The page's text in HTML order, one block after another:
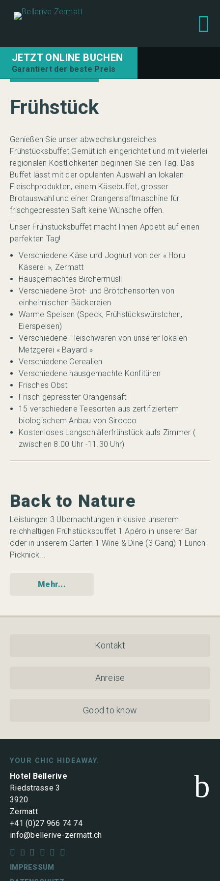
JETZT ONLINE BUCHEN
Garantiert der beste Preis
Frühstück
Genießen Sie unser abwechslungsreiches
Frühstücksbuffet.Gemütlich eingerichtet und mit vielerlei
regionalen Köstlichkeiten beginnen Sie den Tag. Das
Buffet lässt mit der opulenten Auswahl an lokalen
Fleischprodukten, einem Käsebuffet, grosser
Brotauswahl und einer Orangensaftmaschine für
frischgepressten Saft keine Wünsche offen.
Unser Frühstücksbuffet macht Ihnen Appetit auf einen
perfekten Tag!
Verschiedene Käse und Joghurt von der « Horu
Käserei », Zermatt
Hausgemachtes Birchermüsli
Verschiedene Brot- und Brötchensorten von
einheimischen Bäckereien
Warme Speisen (Speck, Frühstückswürstchen,
Eierspeisen)
Verschiedene Fleischwaren von unserer lokalen
Metzgerei « Bayard »
Verschiedene Cerealien
Verschiedene hausgemachte Konfitüren
Frisches Obst
Frisch gepresster Orangensaft
15 verschiedene Teesorten aus zertifiziertem
biologischem Anbau von Sirocco
Kostenloses Langschläferfrühstück aufs Zimmer (
zwischen 8.00 Uhr -11.30 Uhr)
Back to Nature
Leistungen 3 Übernachtungen inklusive unserem
reichhaltigen Frühstücksbuffet 1 Apéro in unserer Bar
oder in unserem Garten 1 Wine & Dine (3 Gang) 1 Lunch-
Picknick...
Mehr...
Kontakt
Anreise
Good to know
YOUR CHIC HIDEAWAY.
b
Hotel Bellerive
Riedstrasse 3
3920
Zermatt
+41 (0)27 966 74 74
info@bellerive-zermatt.ch
     
IMPRESSUM